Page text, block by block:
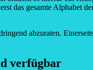
das gesamte
abzuraten.
verfügbar